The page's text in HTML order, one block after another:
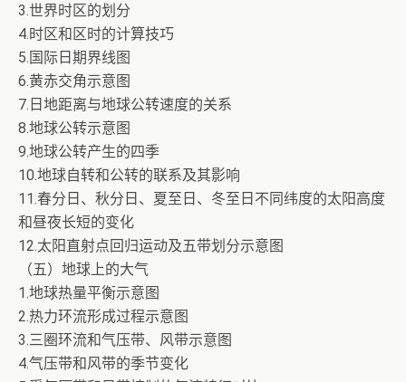
3.世界时区的划分
4.时区和区时的计算技巧
5.国际日期界线图
6.黄赤交角示意图
7.日地距离与地球公转速度的关系
8.地球公转示意图
9.地球公转产生的四季
10.地球自转和公转的联系及其影响
11.春分日、秋分日、夏至日、冬至日不同纬度的太阳高度
和昼夜长短的变化
12.太阳直射点回归运动及五带划分示意图
（五）地球上的大气
1.地球热量平衡示意图
2.热力环流形成过程示意图
3.三圈环流和气压带、风带示意图
4.气压带和风带的季节变化